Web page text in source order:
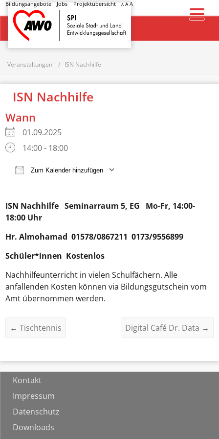
Bildungsangebote Jobs Projektübersicht A AA
Startseite
Veranstaltungen ISN Nachhilfe
ISN Nachhilfe
Wann
01.09.2025
14:00 - 18:00
Zum Kalender hinzufügen
ISN Nachhilfe Seminarraum 5, EG Mo-Fr, 14:00-
18:00 Uhr
Hr.Almohamad 01578/0867211 0173/9556899
Schüler*innen Kostenlos
Nachhilfeunterricht in vielen Schulfächern. Alle
anfallenden Kosten können via Bildungsgutschein vom
Amt übernommen werden.
← Tischtennis Digital Café Dr. Data →
Kontakt
Impressum
Datenschutz
Downloads